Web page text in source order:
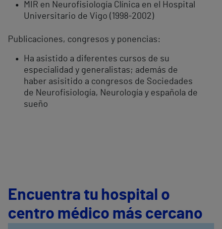
MIR en Neurofisiología Clínica en el Hospital
Universitario de Vigo (1998-2002)
Publicaciones, congresos y ponencias:
Ha asistido a diferentes cursos de su
especialidad y generalistas; además de
haber asisitido a congresos de Sociedades
de Neurofisiología, Neurología y española de
sueño
Encuentra tu hospital o
centro médico más cercano